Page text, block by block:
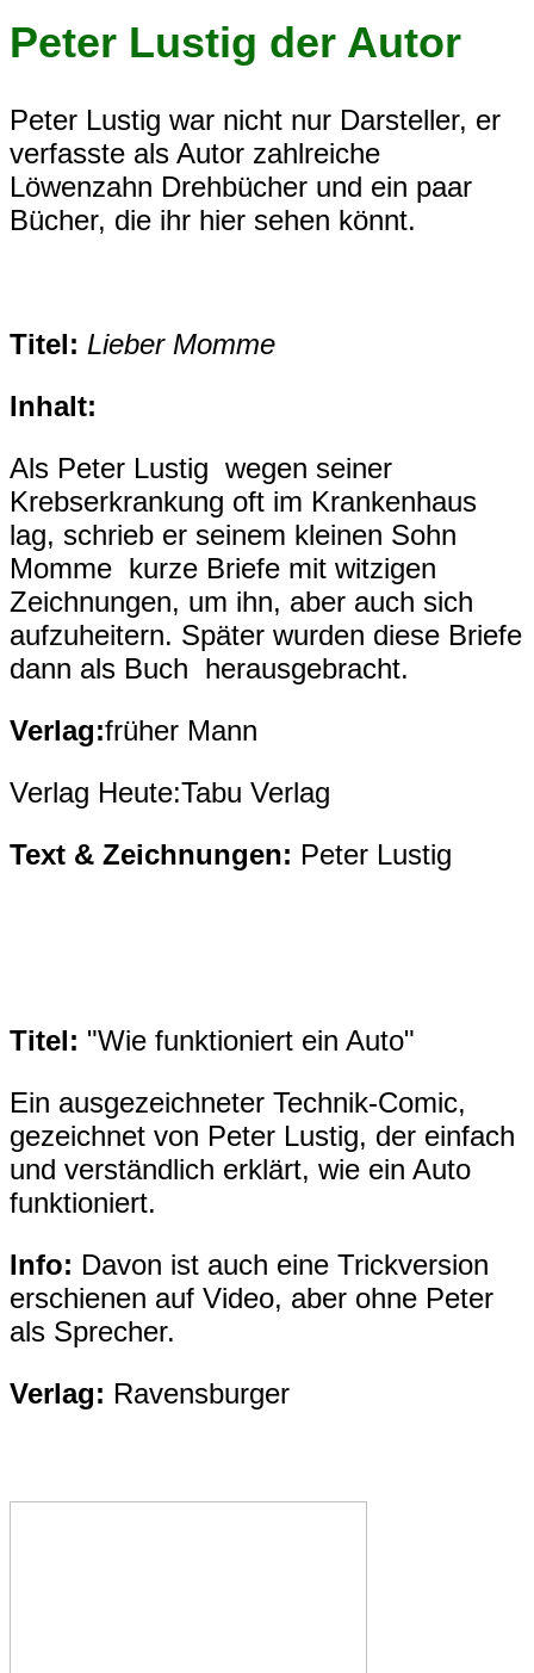
Peter Lustig der Autor
Peter Lustig war nicht nur Darsteller, er
verfasste als Autor zahlreiche
Löwenzahn Drehbücher und ein paar
Bücher, die ihr hier sehen könnt.
Titel: Lieber Momme
Inhalt:
Als Peter Lustig wegen seiner
Krebserkrankung oft im Krankenhaus
lag, schrieb er seinem kleinen Sohn
Momme kurze Briefe mit witzigen
Zeichnungen, um ihn, aber auch sich
aufzuheitern. Später wurden diese Briefe
dann als Buch herausgebracht.
Verlag:früher Mann
Verlag Heute:Tabu Verlag
Text & Zeichnungen: Peter Lustig
Titel: "Wie funktioniert ein Auto"
Ein ausgezeichneter Technik-Comic,
gezeichnet von Peter Lustig, der einfach
und verständlich erklärt, wie ein Auto
funktioniert.
Info: Davon ist auch eine Trickversion
erschienen auf Video, aber ohne Peter
als Sprecher.
Verlag: Ravensburger